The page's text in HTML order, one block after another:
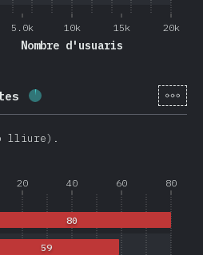
5.0k 10k 15k 20k
Nombre d'usuaris
Percentatge completat:[ca-
lliure).
20 40 60 80
59
80